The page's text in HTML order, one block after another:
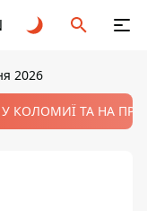
2026
КОЛОМИЇ ТА НА